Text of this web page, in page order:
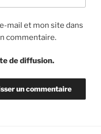
mail et mon site dans
commentaire.
de diffusion.